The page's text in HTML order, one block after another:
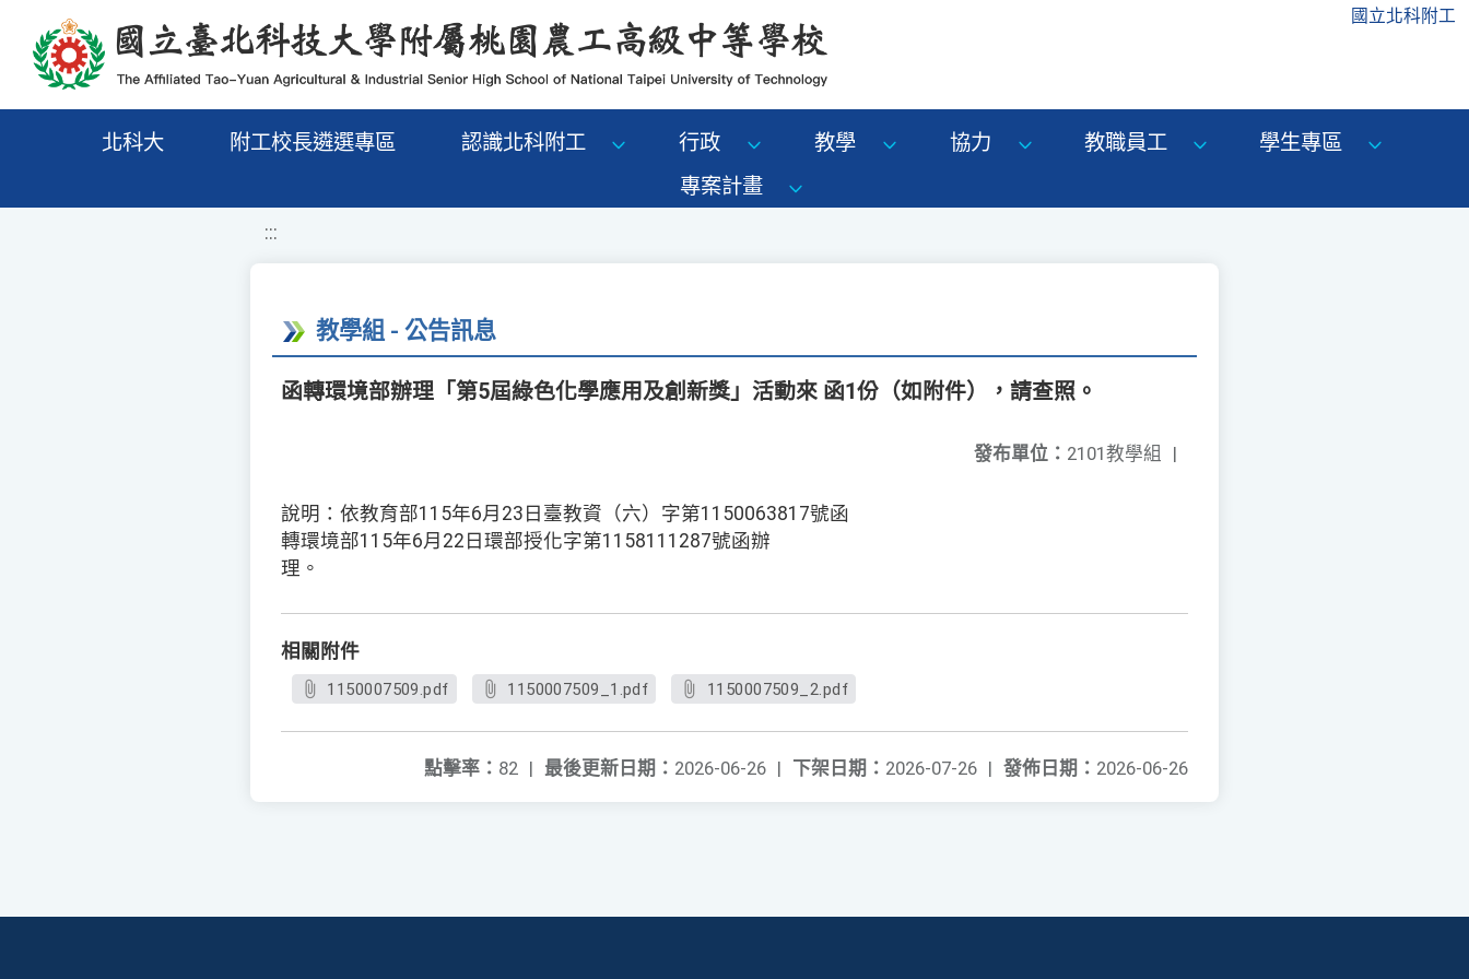
移至網頁之主要內容區位置 國立北科附工
北科大 附工校長遴選專區 認識北科附工 行政 教學 協力 教職員工
學生專區
專案計畫
:::
教學組 - 公告訊息
函轉環境部辦理「第5屆綠色化學應用及創新獎」活動來 函1份（如附件），請查照。
發布單位： 2101教學組 |
說明：依教育部115年6月23日臺教資（六）字第1150063817號函
轉環境部115年6月22日環部授化字第1158111287號函辦
理。
相關附件
1150007509.pdf 1150007509_1.pdf 1150007509_2.pdf
發佈日期： 2026-06-26
下架日期： 2026-07-26 |
最後更新日期： 2026-06-26 |
點擊率： 82 |